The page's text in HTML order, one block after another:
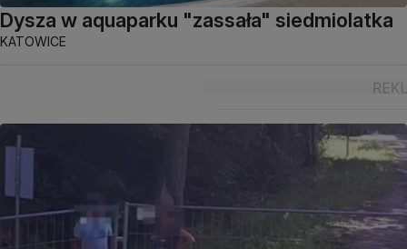
Dysza w aquaparku "zassała" siedmiolatka
KATOWICE